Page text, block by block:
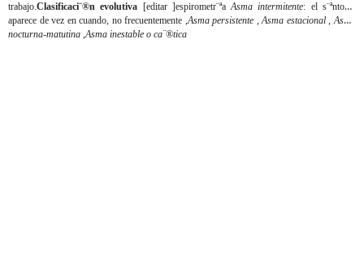
trabajo.Clasificaci¨®n evolutiva [editar ]espirometr¨ªaAsma intermitente: el s¨ªntoma
aparece de vez en cuando, no frecuentemente ,Asma persistente , Asma estacional , Asma
nocturna-matutina ,Asma inestable o ca¨®tica